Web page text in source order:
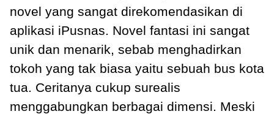
novel yang sangat direkomendasikan di
aplikasi iPusnas. Novel fantasi ini sangat
unik dan menarik, sebab menghadirkan
tokoh yang tak biasa yaitu sebuah bus kota
tua. Ceritanya cukup surealis
menggabungkan berbagai dimensi. Meski